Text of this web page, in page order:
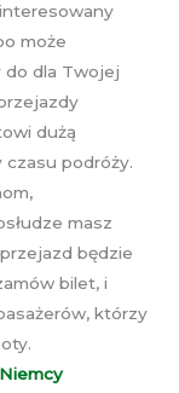
może
do dla Twojej
dużą
podróży.
masz
będzie
bilet, i
którzy